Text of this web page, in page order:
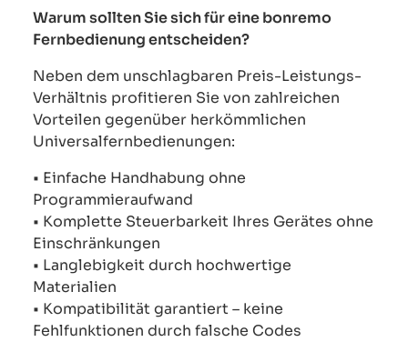
Warum sollten Sie sich für eine bonremo
Fernbedienung entscheiden?
Neben dem unschlagbaren Preis-Leistungs-
Verhältnis profitieren Sie von zahlreichen
Vorteilen gegenüber herkömmlichen
Universalfernbedienungen:
• Einfache Handhabung ohne
Programmieraufwand
• Komplette Steuerbarkeit Ihres Gerätes ohne
Einschränkungen
• Langlebigkeit durch hochwertige
Materialien
• Kompatibilität garantiert – keine
Fehlfunktionen durch falsche Codes